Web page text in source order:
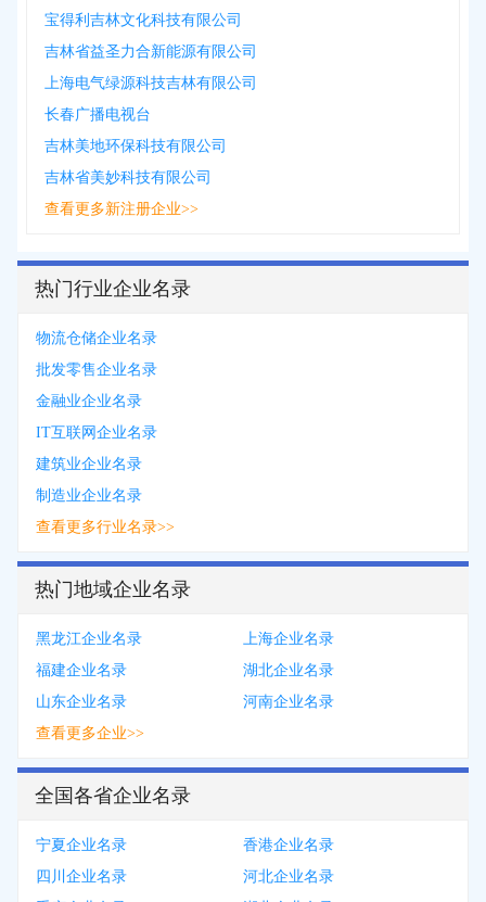
宝得利吉林文化科技有限公司
吉林省益圣力合新能源有限公司
上海电气绿源科技吉林有限公司
长春广播电视台
吉林美地环保科技有限公司
吉林省美妙科技有限公司
查看更多新注册企业>>
热门行业企业名录
物流仓储企业名录
批发零售企业名录
金融业企业名录
IT互联网企业名录
建筑业企业名录
制造业企业名录
查看更多行业名录>>
热门地域企业名录
黑龙江企业名录
上海企业名录
福建企业名录
湖北企业名录
山东企业名录
河南企业名录
查看更多企业>>
全国各省企业名录
宁夏企业名录
香港企业名录
四川企业名录
河北企业名录